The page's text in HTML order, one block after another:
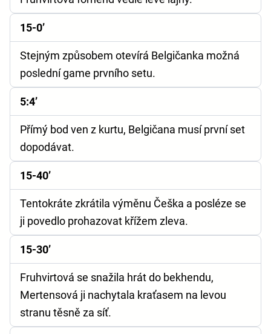
15-0’
Stejným způsobem otevírá Belgičanka možná
poslední game prvního setu.
5:4’
Přímý bod ven z kurtu, Belgičana musí první set
dopodávat.
15-40’
Tentokráte zkrátila výměnu Češka a posléze se
ji povedlo prohazovat křížem zleva.
15-30’
Fruhvirtová se snažila hrát do bekhendu,
Mertensová ji nachytala kraťasem na levou
stranu těsně za síť.